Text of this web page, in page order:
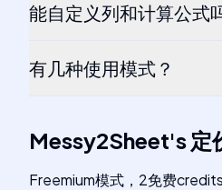
能自定义列和计算公式
有几种使用模式？
Messy2Sheet's 定
Freemium模式，2免费